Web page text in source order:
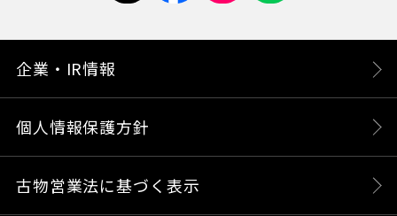
企業・IR情報
個人情報保護方針
古物営業法に基づく表示